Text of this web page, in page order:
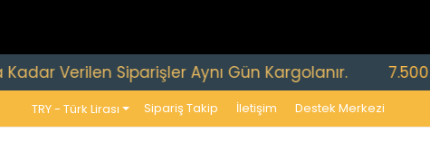
Siparişler Aynı Gün Kargolanır. 7.500 TL ve
TRY - Türk Lirası Sipariş Takip İletişim Destek Merkezi